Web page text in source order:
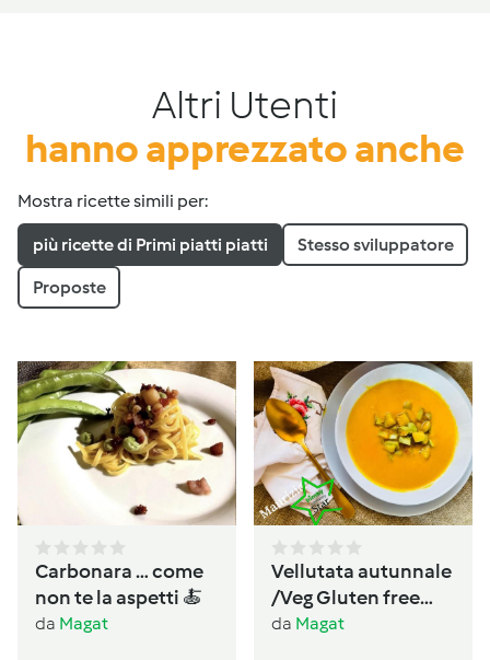
Altri Utenti
hanno apprezzato anche
Mostra ricette simili per:
più ricette di Primi piatti piatti Stesso sviluppatore
Proposte
Carbonara … come
non te la aspetti 🍝
da Magat
Vellutata autunnale
/Veg Gluten free
Lactos free
da Magat